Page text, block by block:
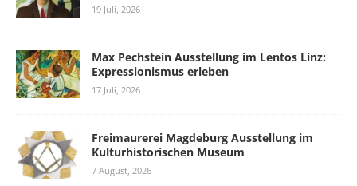
19 Juli, 2026
Max Pechstein Ausstellung im Lentos Linz:
Expressionismus erleben
17 Juli, 2026
Freimaurerei Magdeburg Ausstellung im
Kulturhistorischen Museum
7 August, 2026